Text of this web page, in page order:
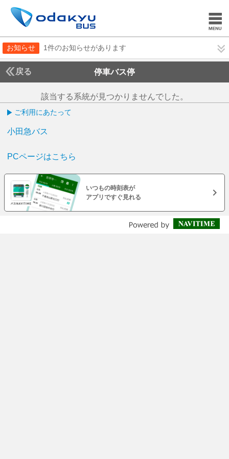
お知らせ 1件のお知らせがあります
戻る 停車バス停
該当する系統が見つかりませんでした。
ご利用にあたって
小田急バス
PCページはこちら
いつもの時刻表が
アプリですぐ見れる